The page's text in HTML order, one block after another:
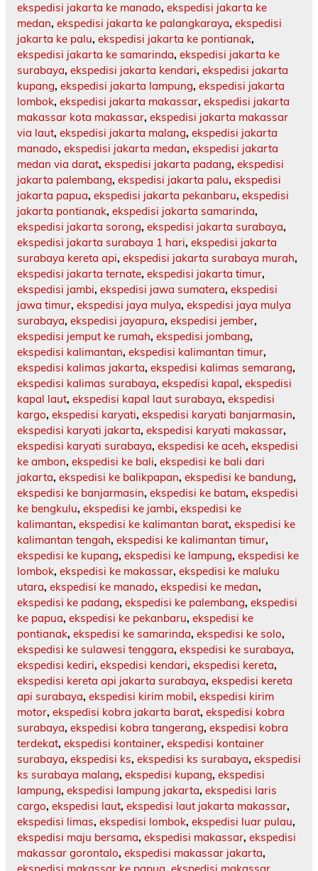
ekspedisi jakarta ke manado, ekspedisi jakarta ke
medan, ekspedisi jakarta ke palangkaraya, ekspedisi
jakarta ke palu, ekspedisi jakarta ke pontianak,
ekspedisi jakarta ke samarinda, ekspedisi jakarta ke
surabaya, ekspedisi jakarta kendari, ekspedisi jakarta
kupang, ekspedisi jakarta lampung, ekspedisi jakarta
lombok, ekspedisi jakarta makassar, ekspedisi jakarta
makassar kota makassar, ekspedisi jakarta makassar
via laut, ekspedisi jakarta malang, ekspedisi jakarta
manado, ekspedisi jakarta medan, ekspedisi jakarta
medan via darat, ekspedisi jakarta padang, ekspedisi
jakarta palembang, ekspedisi jakarta palu, ekspedisi
jakarta papua, ekspedisi jakarta pekanbaru, ekspedisi
jakarta pontianak, ekspedisi jakarta samarinda,
ekspedisi jakarta sorong, ekspedisi jakarta surabaya,
ekspedisi jakarta surabaya 1 hari, ekspedisi jakarta
surabaya kereta api, ekspedisi jakarta surabaya murah,
ekspedisi jakarta ternate, ekspedisi jakarta timur,
ekspedisi jambi, ekspedisi jawa sumatera, ekspedisi
jawa timur, ekspedisi jaya mulya, ekspedisi jaya mulya
surabaya, ekspedisi jayapura, ekspedisi jember,
ekspedisi jemput ke rumah, ekspedisi jombang,
ekspedisi kalimantan, ekspedisi kalimantan timur,
ekspedisi kalimas jakarta, ekspedisi kalimas semarang,
ekspedisi kalimas surabaya, ekspedisi kapal, ekspedisi
kapal laut, ekspedisi kapal laut surabaya, ekspedisi
kargo, ekspedisi karyati, ekspedisi karyati banjarmasin,
ekspedisi karyati jakarta, ekspedisi karyati makassar,
ekspedisi karyati surabaya, ekspedisi ke aceh, ekspedisi
ke ambon, ekspedisi ke bali, ekspedisi ke bali dari
jakarta, ekspedisi ke balikpapan, ekspedisi ke bandung,
ekspedisi ke banjarmasin, ekspedisi ke batam, ekspedisi
ke bengkulu, ekspedisi ke jambi, ekspedisi ke
kalimantan, ekspedisi ke kalimantan barat, ekspedisi ke
kalimantan tengah, ekspedisi ke kalimantan timur,
ekspedisi ke kupang, ekspedisi ke lampung, ekspedisi ke
lombok, ekspedisi ke makassar, ekspedisi ke maluku
utara, ekspedisi ke manado, ekspedisi ke medan,
ekspedisi ke padang, ekspedisi ke palembang, ekspedisi
ke papua, ekspedisi ke pekanbaru, ekspedisi ke
pontianak, ekspedisi ke samarinda, ekspedisi ke solo,
ekspedisi ke sulawesi tenggara, ekspedisi ke surabaya,
ekspedisi kediri, ekspedisi kendari, ekspedisi kereta,
ekspedisi kereta api jakarta surabaya, ekspedisi kereta
api surabaya, ekspedisi kirim mobil, ekspedisi kirim
motor, ekspedisi kobra jakarta barat, ekspedisi kobra
surabaya, ekspedisi kobra tangerang, ekspedisi kobra
terdekat, ekspedisi kontainer, ekspedisi kontainer
surabaya, ekspedisi ks, ekspedisi ks surabaya, ekspedisi
ks surabaya malang, ekspedisi kupang, ekspedisi
lampung, ekspedisi lampung jakarta, ekspedisi laris
cargo, ekspedisi laut, ekspedisi laut jakarta makassar,
ekspedisi limas, ekspedisi lombok, ekspedisi luar pulau,
ekspedisi maju bersama, ekspedisi makassar, ekspedisi
makassar gorontalo, ekspedisi makassar jakarta,